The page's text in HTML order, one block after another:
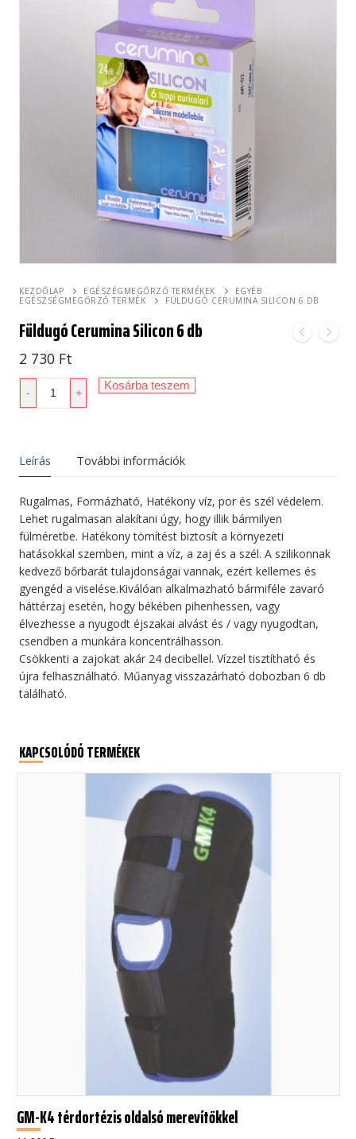
KEZDŐLAP EGÉSZÉGMEGŐRZŐ TERMÉKEK
EGYÉB
EGÉSZSÉGMEGŐRZŐ TERMÉK
FÜLDUGÓ CERUMINA SILICON 6 DB
Füldugó Cerumina Silicon 6 db
2 730 Ft
Füldugó
db
mennyiség
- +
Kosárba teszem
Leírás További információk
Rugalmas, Formázható, Hatékony víz, por és szél védelem.
Lehet rugalmasan alakítani úgy, hogy illik bármilyen
fülméretbe. Hatékony tömítést biztosít a környezeti
hatásokkal szemben, mint a víz, a zaj és a szél. A szilikonnak
kedvező bőrbarát tulajdonságai vannak, ezért kellemes és
gyengéd a viselése.Kiválóan alkalmazható bármiféle zavaró
háttérzaj esetén, hogy békében pihenhessen, vagy
élvezhesse a nyugodt éjszakai alvást és / vagy nyugodtan,
csendben a munkára koncentrálhasson.
Csökkenti a zajokat akár 24 decibellel. Vízzel tisztítható és
újra felhasználható. Műanyag visszazárható dobozban 6 db
található.
KAPCSOLÓDÓ TERMÉKEK
GM-K4 térdortézis oldalsó merevítőkkel